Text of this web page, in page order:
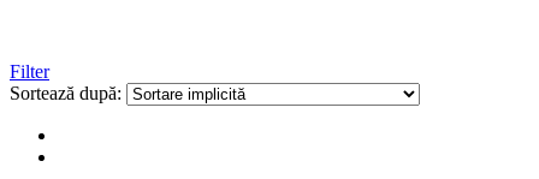
Filter
Sortează după: